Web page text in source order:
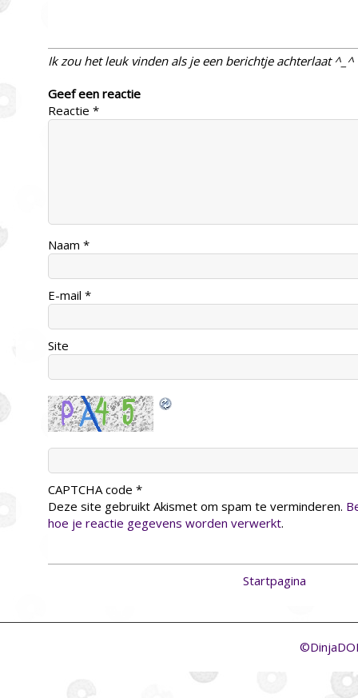
Ik zou het leuk vinden als je een berichtje achterlaat ^_^
Geef een reactie
Reactie *
Naam *
E-mail *
Site
CAPTCHA code *
Deze site gebruikt Akismet om spam te verminderen.
hoe je reactie gegevens worden verwerkt.
Startpagina